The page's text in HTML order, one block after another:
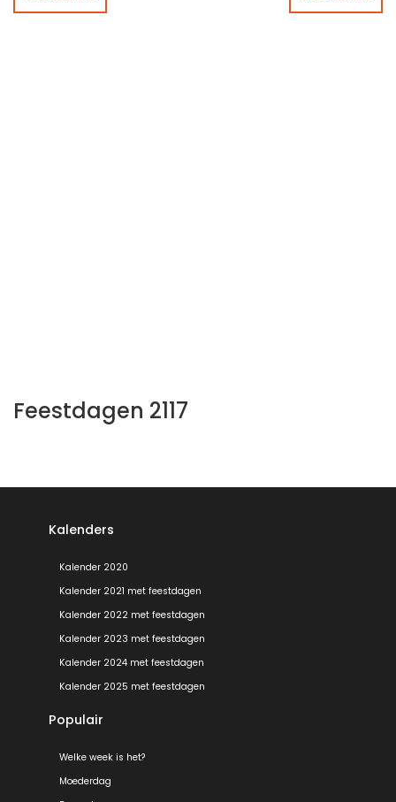
Feestdagen 2117
Kalenders
Kalender 2020
Kalender 2021 met feestdagen
Kalender 2022 met feestdagen
Kalender 2023 met feestdagen
Kalender 2024 met feestdagen
Kalender 2025 met feestdagen
Populair
Welke week is het?
Moederdag